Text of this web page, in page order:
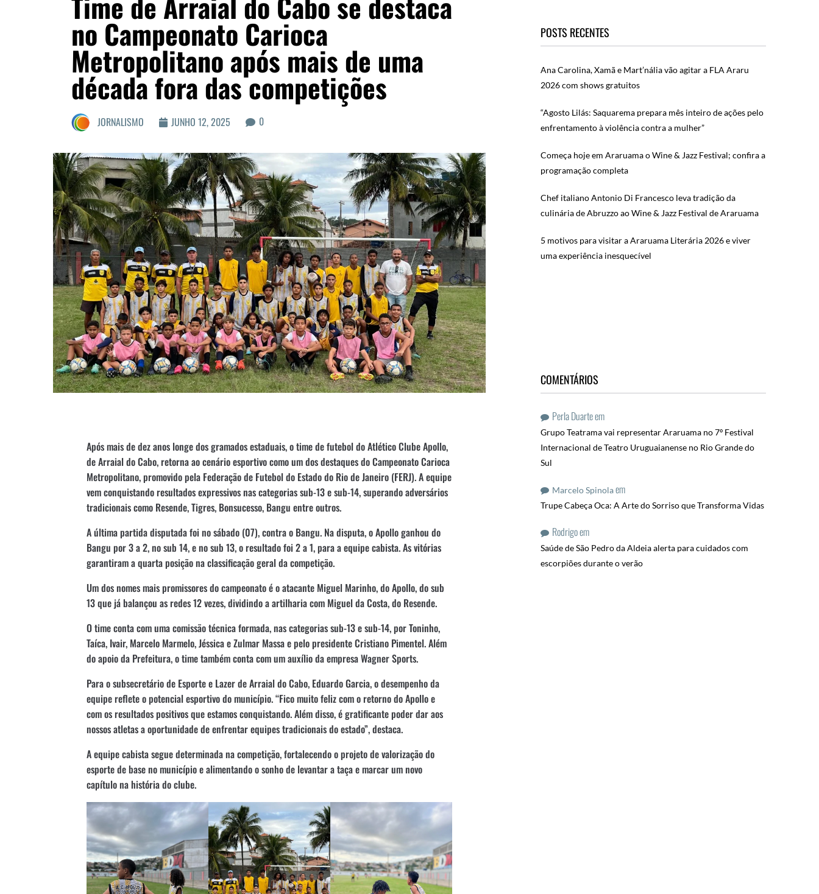
no Campeonato Carioca
Metropolitano após mais de uma
década fora das competições
JORNALISMO JUNHO 12, 2025 0
Após mais de dez anos longe dos gramados estaduais, o time de futebol do Atlético Clube Apollo,
de Arraial do Cabo, retorna ao cenário esportivo como um dos destaques do Campeonato Carioca
Metropolitano, promovido pela Federação de Futebol do Estado do Rio de Janeiro (FERJ). A equipe
vem conquistando resultados expressivos nas categorias sub-13 e sub-14, superando adversários
tradicionais como Resende, Tigres, Bonsucesso, Bangu entre outros.
A última partida disputada foi no sábado (07), contra o Bangu. Na disputa, o Apollo ganhou do
Bangu por 3 a 2, no sub 14, e no sub 13, o resultado foi 2 a 1, para a equipe cabista. As vitórias
garantiram a quarta posição na classificação geral da competição.
Um dos nomes mais promissores do campeonato é o atacante Miguel Marinho, do Apollo, do sub
13 que já balançou as redes 12 vezes, dividindo a artilharia com Miguel da Costa, do Resende.
O time conta com uma comissão técnica formada, nas categorias sub-13 e sub-14, por Toninho,
Taíca, Ivair, Marcelo Marmelo, Jéssica e Zulmar Massa e pelo presidente Cristiano Pimentel. Além
do apoio da Prefeitura, o time também conta com um auxílio da empresa Wagner Sports.
Para o subsecretário de Esporte e Lazer de Arraial do Cabo, Eduardo Garcia, o desempenho da
equipe reflete o potencial esportivo do município. “Fico muito feliz com o retorno do Apollo e
com os resultados positivos que estamos conquistando. Além disso, é gratificante poder dar aos
nossos atletas a oportunidade de enfrentar equipes tradicionais do estado”, destaca.
A equipe cabista segue determinada na competição, fortalecendo o projeto de valorização do
esporte de base no município e alimentando o sonho de levantar a taça e marcar um novo
capítulo na história do clube.
POSTS RECENTES
Ana Carolina, Xamã e Mart’nália vão agitar a FLA Araru
2026 com shows gratuitos
“Agosto Lilás: Saquarema prepara mês inteiro de ações pelo
enfrentamento à violência contra a mulher”
Começa hoje em Araruama o Wine & Jazz Festival; confira a
programação completa
Chef italiano Antonio Di Francesco leva tradição da
culinária de Abruzzo ao Wine & Jazz Festival de Araruama
5 motivos para visitar a Araruama Literária 2026 e viver
uma experiência inesquecível
COMENTÁRIOS
Perla Duarteem
Grupo Teatrama vai representar Araruama no 7º Festival
Internacional de Teatro Uruguaianense no Rio Grande do
Sul
Marcelo Spinolaem
Trupe Cabeça Oca: A Arte do Sorriso que Transforma Vidas
Rodrigoem
Saúde de São Pedro da Aldeia alerta para cuidados com
escorpiões durante o verão